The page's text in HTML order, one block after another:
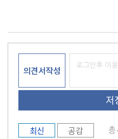
의견서작성
최신 공감 총